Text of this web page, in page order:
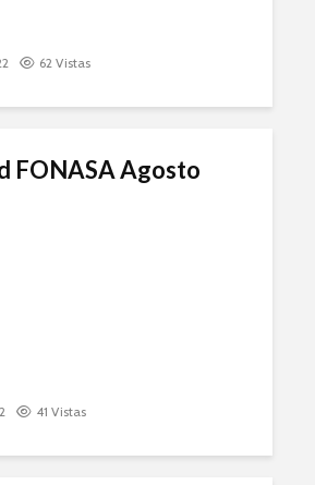
62 Vistas
FONASA Agosto
41 Vistas